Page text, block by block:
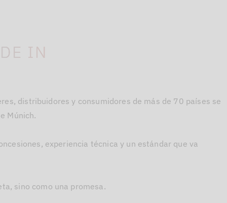
IN
distribuidores y consumidores de más de 70 países se
Múnich.
experiencia técnica y un estándar que va
sino como una promesa.